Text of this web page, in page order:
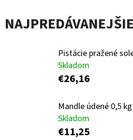
NAJPREDÁVANEJŠIE
Pistácie pražené
Skladom
€26,16
Mandle údené 0,5 kg
Skladom
€11,25
U
J